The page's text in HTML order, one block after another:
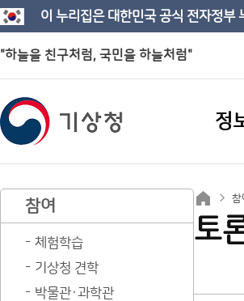
이 누리집은 대한민국 공식 전자정부
"하늘을 친구처럼, 국민을 하늘처럼"
정
참여
체험학습
기상청 견학
박물관·과학관
참
토